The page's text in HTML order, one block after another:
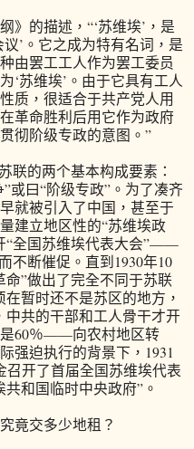
的描述，“‘苏维埃’，是
’。它之成为特有名词，是
由罢工工人作为罢工委员
‘苏维埃’。由于它具有工人
质，很适合于共产党人用
革命胜利后用它作为政府
彻阶级专政的意图。”
的两个基本构成要素：
或曰“阶级专政”。为了凑齐
就被引入了中国，甚至于
建立地区性的“苏维埃政
“全国苏维埃代表大会”——
不断催促。直到1930年10
”做出了完全不同于苏联
暂时还不是苏区的地方，
共的干部和工人骨干才开
60％——向农村地区转
强迫执行的背景下，1931
召开了首届全国苏维埃代表
和国临时中央政府”。
交多少地租？